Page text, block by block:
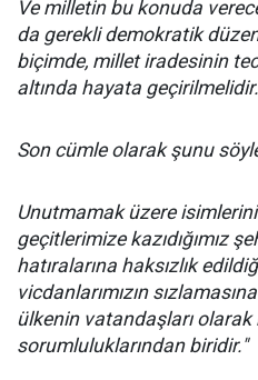
Ve milletin bu konuda
da gerekli demokratik
biçimde, millet iradesinin
altında hayata geçirilmelidir.
Son cümle olarak şunu
Unutmamak üzere
geçitlerimize kazıdığımız
hatıralarına haksızlık
vicdanlarımızın
ülkenin vatandaşları
sorumluluklarından biridir."